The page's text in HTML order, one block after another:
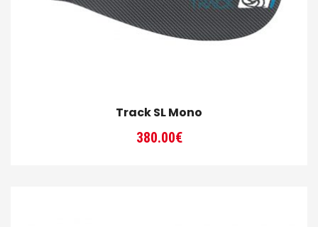
Track SL Mono
380.00€